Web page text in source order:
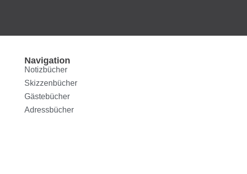
Navigation
Notizbücher
Skizzenbücher
Gästebücher
Adressbücher